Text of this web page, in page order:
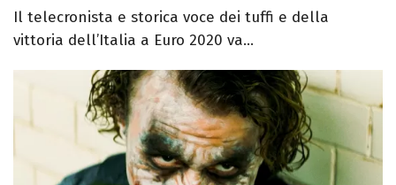
Il telecronista e storica voce dei tuffi e della
vittoria dell’Italia a Euro 2020 va...